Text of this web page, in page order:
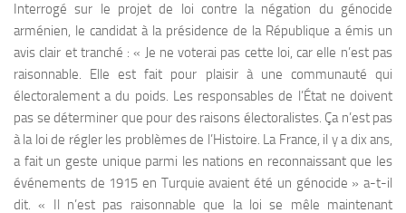
Interrogé sur le projet de loi contre la négation du génocide
arménien, le candidat à la présidence de la République a émis un
avis clair et tranché : « Je ne voterai pas cette loi, car elle n’est pas
raisonnable. Elle est fait pour plaisir à une communauté qui
électoralement a du poids. Les responsables de l’État ne doivent
pas se déterminer que pour des raisons électoralistes. Ça n’est pas
à la loi de régler les problèmes de l’Histoire. La France, il y a dix ans,
a fait un geste unique parmi les nations en reconnaissant que les
événements de 1915 en Turquie avaient été un génocide » a-t-il
dit. « Il n’est pas raisonnable que la loi se mêle maintenant